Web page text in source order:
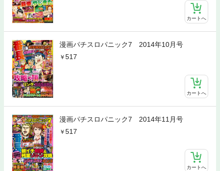
カートへ
漫画パチスロパニック7 2014年10月号
517
カートへ
漫画パチスロパニック7 2014年11月号
517
カートへ